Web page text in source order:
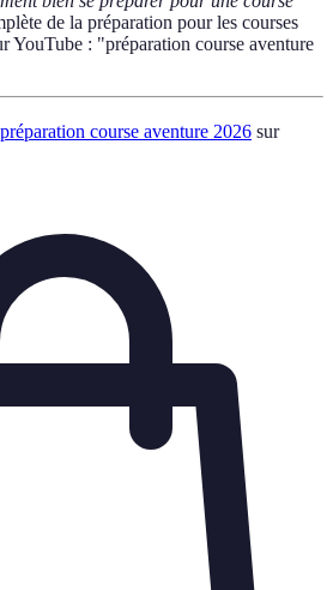
de la préparation pour les courses
YouTube : "préparation course aventure
préparation course aventure 2026 sur